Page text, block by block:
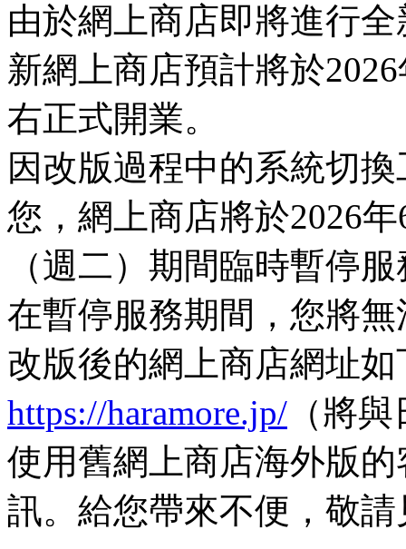
由於網上商店即將進行
新網上商店預計將於
右正式開業。
因改版過程中的系統切
您，網上商店將於2026
（週二）期間臨時暫停
在暫停服務期間，您將
改版後的網上商店網址如
https://haramore.jp/ （將
使用舊網上商店海外版
訊。給您帶來不便，敬請